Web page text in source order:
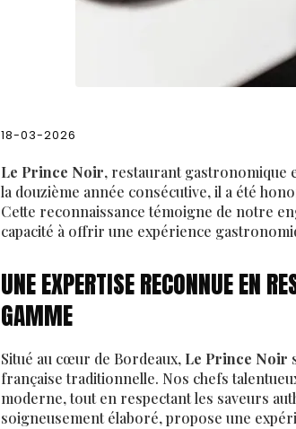
18-03-2026
Le Prince Noir, restaurant gastronomique
la douzième année consécutive, il a été
Cette reconnaissance témoigne de notre
capacité à offrir une expérience
UNE EXPERTISE RECONNUE EN
GAMME
Situé au cœur de Bordeaux, Le Prince Noir
française traditionnelle. Nos chefs
moderne, tout en respectant les saveurs
soigneusement élaboré, propose une